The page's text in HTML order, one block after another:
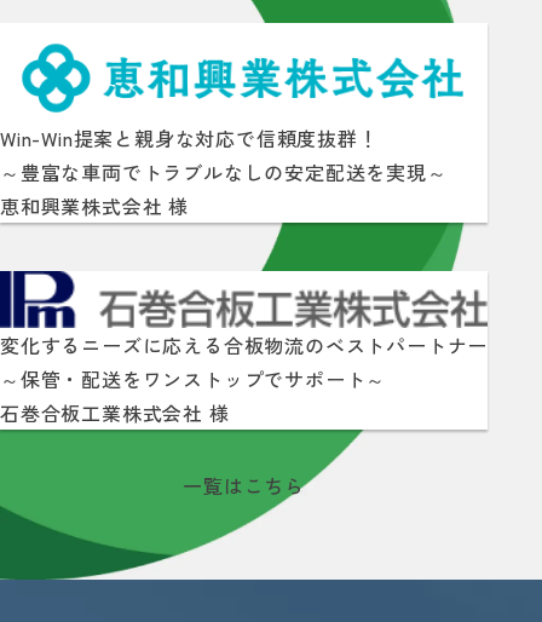
Win-Win提案と親身な対応で信頼度抜群！
～豊富な車両でトラブルなしの安定配送を実現～
恵和興業株式会社 様
変化するニーズに応える合板物流のベストパートナー
～保管・配送をワンストップでサポート～
石巻合板工業株式会社 様
一覧はこちら